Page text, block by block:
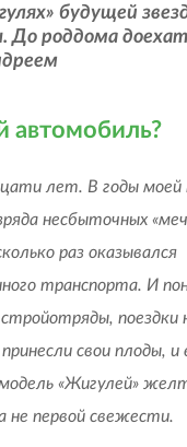
будущей
До роддома
автомобиль?
лет. В годы
несбыточных
раз оказывался
транспорта. И
поездки
свои плоды, и
«Жигулей»
первой свежести.